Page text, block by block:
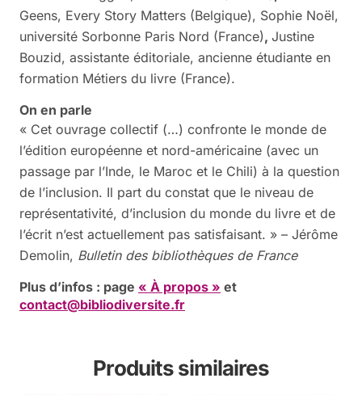
Geens, Every Story Matters (Belgique), Sophie Noël,
université Sorbonne Paris Nord (France), Justine
Bouzid, assistante éditoriale, ancienne étudiante en
formation Métiers du livre (France).
On en parle
« Cet ouvrage collectif (…) confronte le monde de
l’édition européenne et nord-américaine (avec un
passage par l’Inde, le Maroc et le Chili) à la question
de l’inclusion. Il part du constat que le niveau de
représentativité, d’inclusion du monde du livre et de
l’écrit n’est actuellement pas satisfaisant. » – Jérôme
Demolin, Bulletin des bibliothèques de France
Plus d’infos : page « À propos » et
contact@bibliodiversite.fr
Produits similaires